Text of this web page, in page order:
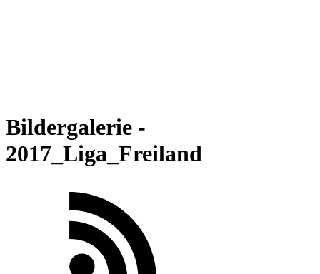
Bildergalerie -
2017_Liga_Freiland